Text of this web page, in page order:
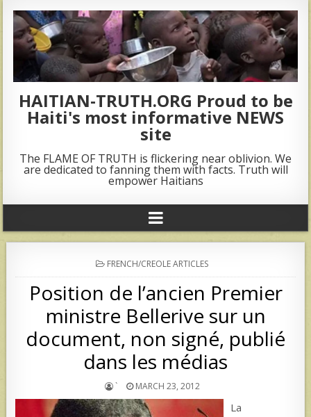
HAITIAN-TRUTH.ORG Proud to be
Haiti's most informative NEWS
site
The FLAME OF TRUTH is flickering near oblivion. We
are dedicated to fanning them with facts. Truth will
empower Haitians
POSTED
IN
FRENCH/CREOLE ARTICLES
Position de l’ancien Premier
ministre Bellerive sur un
document, non signé, publié
dans les médias
` MARCH 23, 2012
La